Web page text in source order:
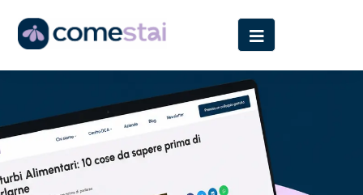
Home »Glossario